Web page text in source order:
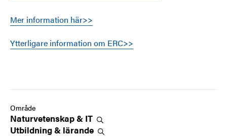
Mer information här>>
Ytterligare information om ERC>>
Område
Naturvetenskap & IT
Utbildning & lärande